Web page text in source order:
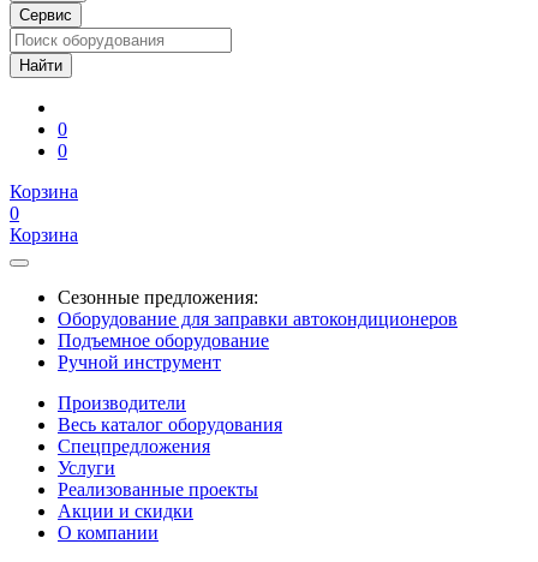
Сервис
0
0
Корзина
0
Корзина
Сезонные предложения:
Оборудование для заправки автокондиционеров
Подъемное оборудование
Ручной инструмент
Производители
Весь каталог оборудования
Спецпредложения
Услуги
Реализованные проекты
Акции и скидки
О компании